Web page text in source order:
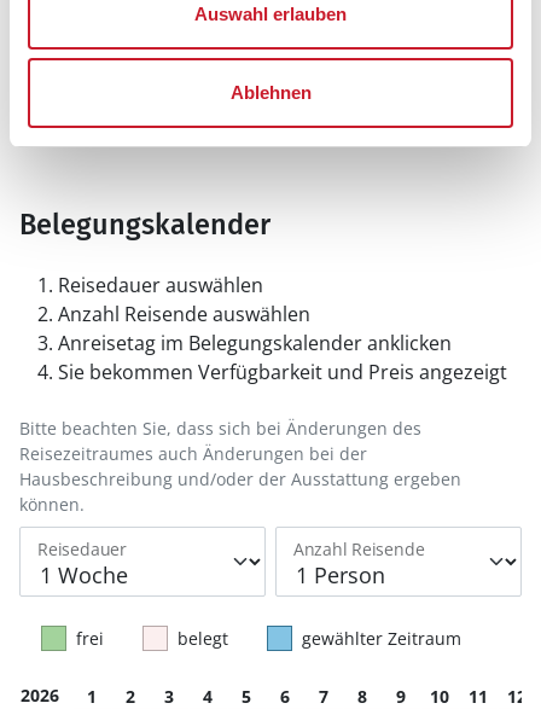
Auswahl erlauben
Ablehnen
Belegungskalender
Reisedauer auswählen
Anzahl Reisende auswählen
Anreisetag im Belegungskalender anklicken
Sie bekommen Verfügbarkeit und Preis angezeigt
Reisedauer Anzahl Reisende
Bitte beachten Sie, dass sich bei Änderungen des
Reisezeitraumes auch Änderungen bei der
Hausbeschreibung und/oder der Ausstattung ergeben
können.
frei belegt gewählter Zeitraum
2026 1 2 3 4 5 6 7 8 9 10 11
12